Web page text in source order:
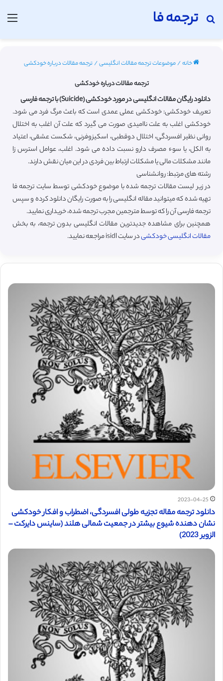
ترجمه فا
جستجو برای
خانه/موضوعات ترجمه مقالات انگلیسی/ترجمه مقالات درباره خودکشی
ترجمه مقالات درباره خودکشی
دانلود رایگان مقالات انگلیسی در مورد خودکشی (Suicide) با ترجمه فارسی
تعریف خودکشی: خودکشی عملی عمدی است که باعث مرگ فرد می شود.
خودکشی اغلب به علت ناامیدی صورت می گیرد که علت آن اغلب به اختلال
روانی نظیر افسردگی، اختلال دوقطبی، اسکیزوفرنی، شکست عشقی، اعتیاد
به الکل، یا سوء مصرف دارو نسبت داده می شود. اغلب، عوامل استرس زا
مانند مشکلات مالی یا مشکلات ارتباط بین فردی در این میان نقش دارند.
رشته های مرتبط: روانشناسی
در زیر لیست مقالات ترجمه شده با موضوع خودکشی توسط سایت ترجمه فا
تهیه شده که میتوانید مقاله انگلیسی را به صورت رایگان دانلود کرده و سپس
ترجمه فارسی آن را که توسط مترجمین مجرب ترجمه شده، خریداری نمایید.
همچنین برای مشاهده جدیدترین مقالات انگلیسی بدون ترجمه، به بخش
مقالات انگلیسی خودکشیدر سایت isidl مراجعه نمایید.
2023-04-25
دانلود ترجمه مقاله تجزیه طولی افسردگی، اضطراب و افکار خودکشی
نشان دهنده شیوع بیشتر در جمعیت شمالی هلند (ساینس دایرکت –
الزویر 2023)